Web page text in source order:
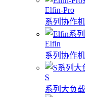
Elfin-Pro
系列协作
Elfin
系列协作
S
系列大负